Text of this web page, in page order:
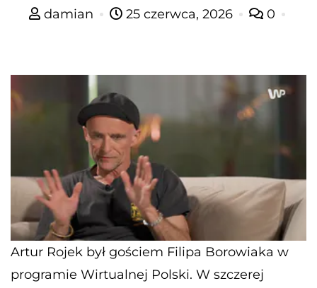
damian 25 czerwca, 2026 0
Artur Rojek był gościem Filipa Borowiaka w
programie Wirtualnej Polski. W szczerej